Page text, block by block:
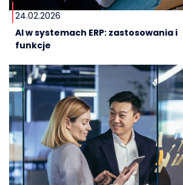
24.02.2026
AI w systemach ERP: zastosowania i
funkcje